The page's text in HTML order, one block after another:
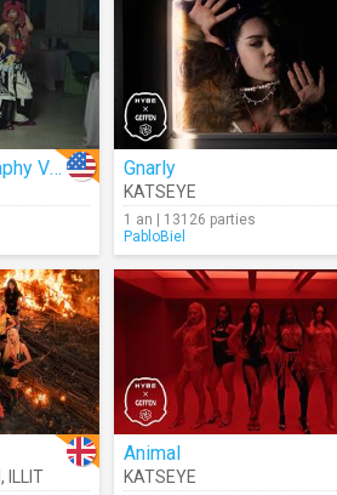
PINKY UP (Choreography Ver.) Gnarly
KATSEYE
1 an | 13126 parties
PabloBiel
, ILLIT
Animal
KATSEYE